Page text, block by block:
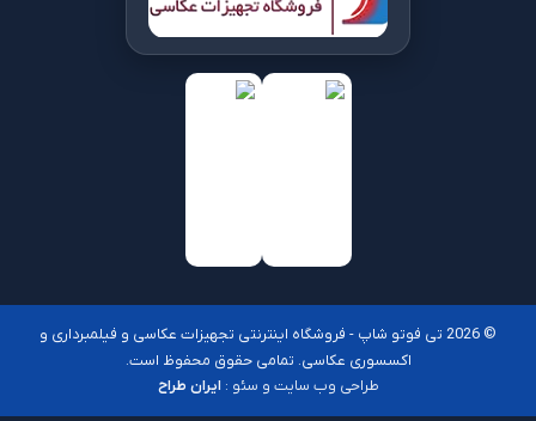
© 2026 تی فوتو شاپ - فروشگاه اینترنتی تجهیزات عکاسی و فیلمبرداری و
اکسسوری عکاسی. تمامی حقوق محفوظ است.
طراحی وب سایت و سئو : ایران طراح